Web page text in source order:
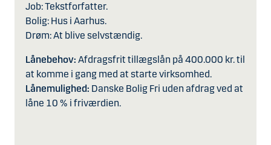
Job: Tekstforfatter.
Bolig: Hus i Aarhus.
Drøm: At blive selvstændig.
Lånebehov: Afdragsfrit tillægslån på 400.000 kr. til
at komme i gang med at starte virksomhed.
Lånemulighed: Danske Bolig Fri uden afdrag ved at
låne 10 % i friværdien.